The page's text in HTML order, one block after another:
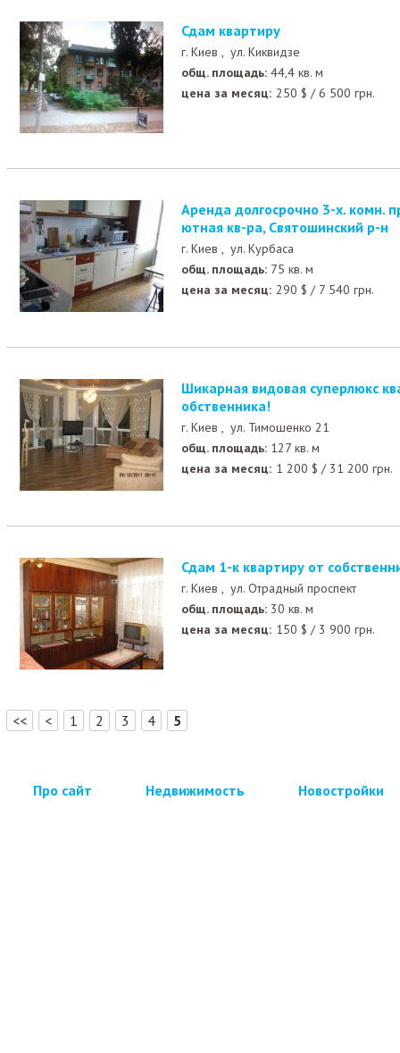
Сдам квартиру
г. Киев , ул. Киквидзе
общ. площадь: 44,4 кв. м
цена за месяц: 250 $ /6 500 грн.
Аренда долгосрочно 3-х. комн. просторная, чистая, у
ютная кв-ра, Святошинский р-н
г. Киев , ул. Курбаса
общ. площадь: 75 кв. м
цена за месяц: 290 $ / 7 540 грн.
Шикарная видовая суперлюкс квартира в аренду от с
обственника!
г. Киев , ул. Тимошенко 21
общ. площадь: 127 кв. м
цена за месяц: 1 200 $ / 31 200 грн.
Сдам 1-к квартиру от
г. Киев , ул. Отрадный проспект
общ. площадь: 30 кв. м
цена за месяц: 150 $ / 3 900 грн.
<< < 1 2 3 4 5
Про сайт Недвижимость Новостройки